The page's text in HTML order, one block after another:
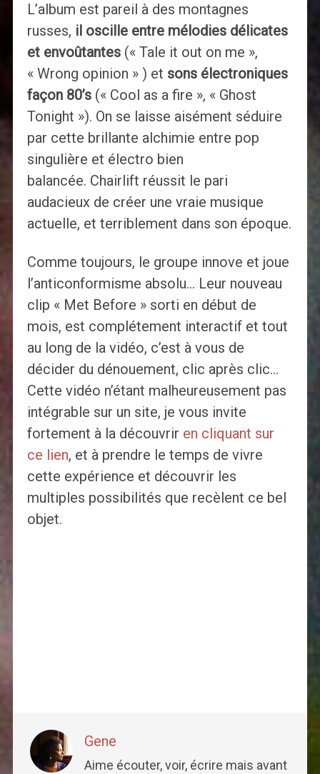
L’album est pareil à des montagnes
russes, il oscille entre mélodies délicates
et envoûtantes(« Tale it out on me »,
« Wrong opinion » ) et sons électroniques
façon 80’s(« Cool as a fire », « Ghost
Tonight »). On se laisse aisément séduire
par cette brillante alchimie entre pop
singulière et électro bien
balancée. Chairlift réussit le pari
audacieux de créer une vraie musique
actuelle, et terriblement dans son époque.
Comme toujours, le groupe innove et joue
l’anticonformisme absolu… Leur nouveau
clip « Met Before » sorti en début de
mois, est complétement interactif et tout
au long de la vidéo, c’est à vous de
décider du dénouement, clic après clic…
Cette vidéo n’étant malheureusement pas
intégrable sur un site, je vous invite
fortement à la découvrir en cliquant sur
ce lien, et à prendre le temps de vivre
cette expérience et découvrir les
multiples possibilités que recèlent ce bel
objet.
Gene
Aime écouter, voir, écrire mais avant